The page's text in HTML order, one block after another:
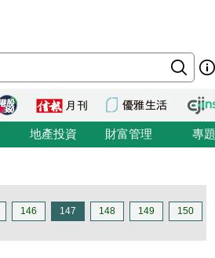
地產投資 財富管理 專題
146 147 148 149 150